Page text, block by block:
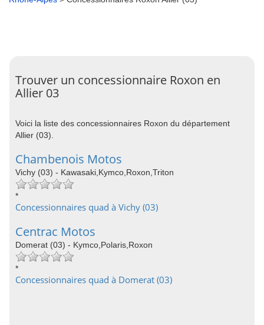
Trouver un concessionnaire Roxon en
Allier 03
Voici la liste des concessionnaires Roxon du département
Allier (03).
Chambenois Motos
Vichy (03) - Kawasaki,Kymco,Roxon,Triton
*
Concessionnaires quad à Vichy (03)
Centrac Motos
Domerat (03) - Kymco,Polaris,Roxon
*
Concessionnaires quad à Domerat (03)